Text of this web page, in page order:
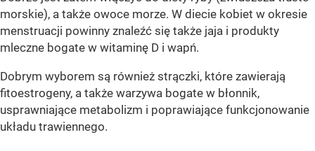
morskie), a także owoce morze. W diecie kobiet w okresie
menstruacji powinny znaleźć się także jaja i produkty
mleczne bogate w witaminę D i wapń.
Dobrym wyborem są również strączki, które zawierają
fitoestrogeny, a także warzywa bogate w błonnik,
usprawniające metabolizm i poprawiające funkcjonowanie
układu trawiennego.